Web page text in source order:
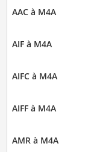
AAC à M4A
AIF à M4A
AIFC à M4A
AIFF à M4A
AMR à M4A